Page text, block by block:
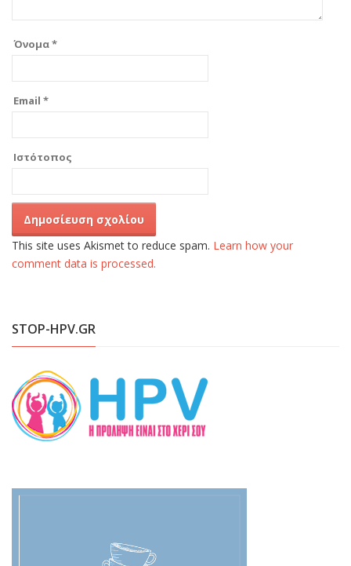
Όνομα*
Email *
Ιστότοπος
This site uses Akismet to reduce spam. Learn how your
comment data is processed.
STOP-HPV.GR